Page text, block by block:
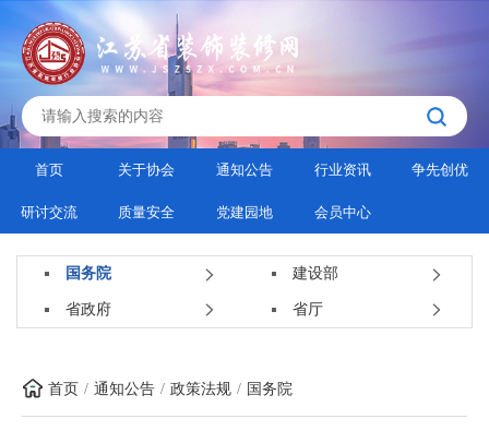
首页 关于协会 通知公告 行业资讯 争先创优
研讨交流 质量安全 党建园地 会员中心
国务院 建设部
省政府 省厅
首页 通知公告 政策法规 国务院